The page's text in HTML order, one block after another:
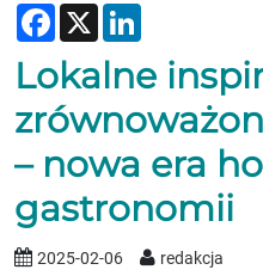
Facebook
X
Lokalne
– nowa era
gastronomii
2025-02-06 redakcja